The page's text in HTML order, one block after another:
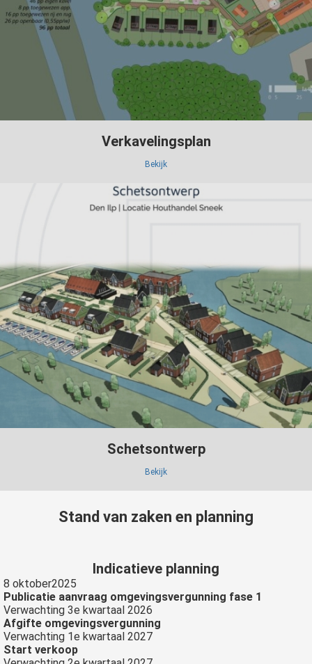
Verkavelingsplan
Bekijk
Schetsontwerp
Bekijk
Stand van zaken en planning
Indicatieve planning
8 oktober2025
Publicatie aanvraag omgevingsvergunning fase 1
Verwachting 3e kwartaal 2026
Afgifte omgevingsvergunning
Verwachting 1e kwartaal 2027
Start verkoop